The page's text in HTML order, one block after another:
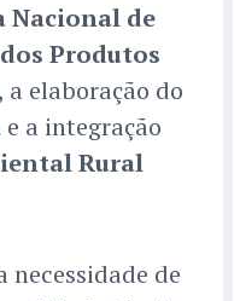
Nacional de
Produtos
, a elaboração do
e a integração
Rural
de